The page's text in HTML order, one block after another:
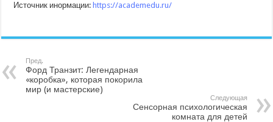
Источник инормации: https://academedu.ru/
Пред.
Форд Транзит: Легендарная
«коробка», которая покорила
мир (и мастерские)
Следующая
Сенсорная психологическая
комната для детей